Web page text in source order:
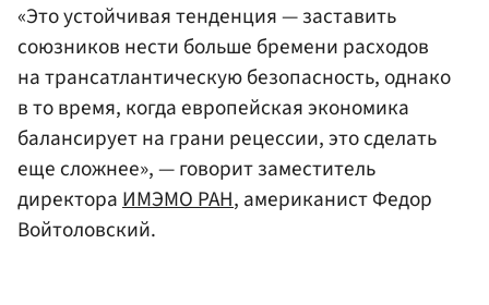
«Это устойчивая тенденция — заставить
союзников нести больше бремени расходов
на трансатлантическую безопасность, однако
в то время, когда европейская экономика
балансирует на грани рецессии, это сделать
еще сложнее», — говорит заместитель
директораИМЭМО РАН, американист Федор
Войтоловский.